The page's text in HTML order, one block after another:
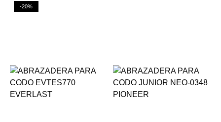
-20%